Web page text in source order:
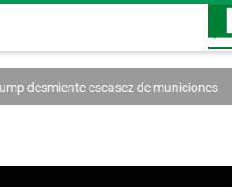
desmiente escasez de municiones